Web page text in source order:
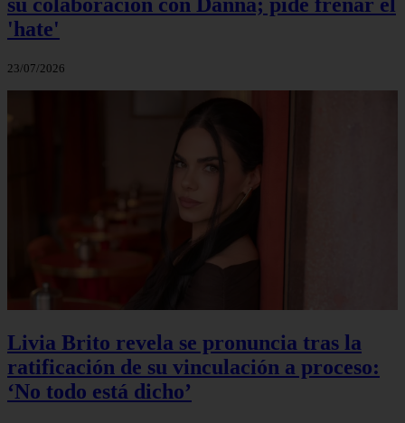
'hate'
23/07/2026
Livia Brito revela se pronuncia tras la
ratificación de su vinculación a proceso:
‘No todo está dicho’